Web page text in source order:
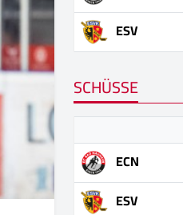
ESV
SCHÜSSE
ECN
ESV